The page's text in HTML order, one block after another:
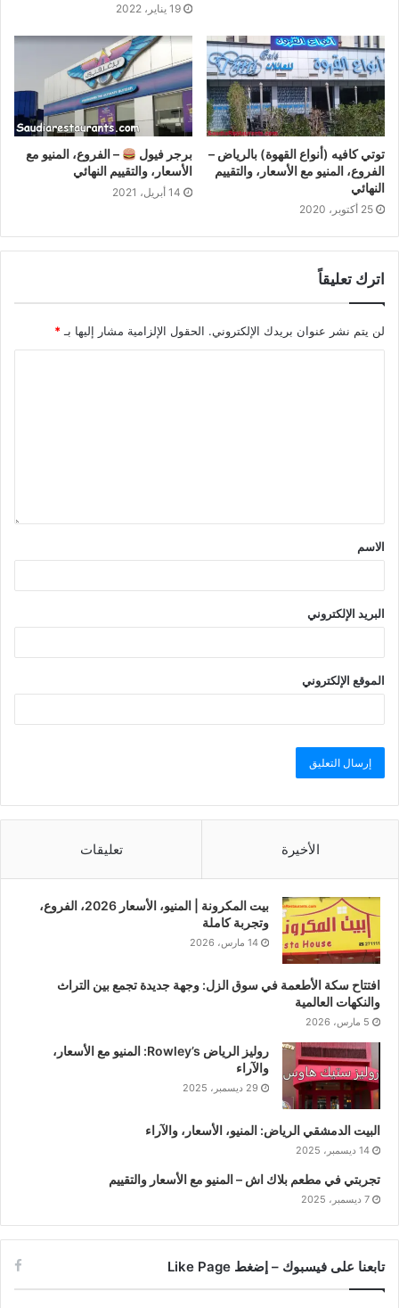
19 يناير، 2022
توتي كافيه (أنواع القهوة) بالرياض –
الفروع، المنيو مع الأسعار، والتقييم
النهائي
25 أكتوبر، 2020
برجر فيول
– الفروع، المنيو مع
الأسعار، والتقييم النهائي
14 أبريل، 2021
اترك تعليقاً
لن يتم نشر عنوان بريدك الإلكتروني. الحقول الإلزامية مشار إليها بـ*
الاسم
البريد الإلكتروني
الموقع الإلكتروني
الأخيرة تعليقات
بيت المكرونة | المنيو، الأسعار 2026، الفروع،
وتجربة كاملة
14 مارس، 2026
افتتاح سكة الأطعمة في سوق الزل: وجهة جديدة تجمع بين التراث
والنكهات العالمية
5 مارس، 2026
روليز الرياض Rowley’s: المنيو مع الأسعار،
والآراء
29 ديسمبر، 2025
البيت الدمشقي الرياض: المنيو، الأسعار، والآراء
14 ديسمبر، 2025
تجربتي في مطعم بلاك اش – المنيو مع الأسعار والتقييم
7 ديسمبر، 2025
تابعنا على فيسبوك – إضغط Like Page